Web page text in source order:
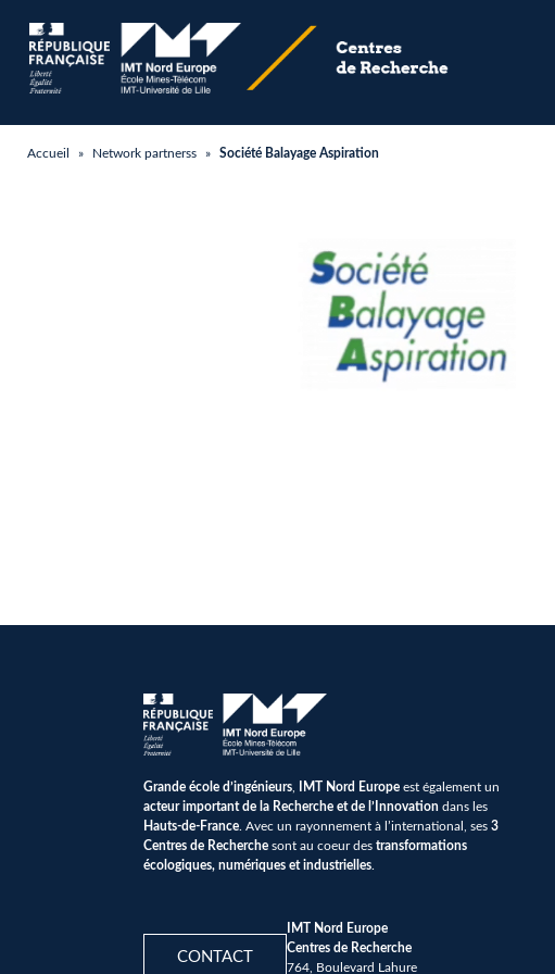
Accueil » Network partnerss » Société Balayage Aspiration
Grande école d’ingénieurs IMT Nord Europe est également un
acteur important de la Recherche et de l’Innovation dans les
Hauts-de-France . Avec un rayonnement à l’international, ses 3
Centres de Recherche sont au coeur des transformations
écologiques, numériques et industrielles
CONTACT
IMT Nord Europe
Centres de Recherche
764, Boulevard Lahure